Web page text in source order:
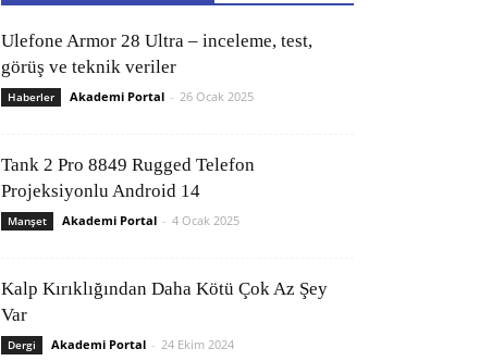
Ulefone Armor 28 Ultra – inceleme, test,
görüş ve teknik veriler
Haberler Akademi Portal - 26 Ocak 2025
Tank 2 Pro 8849 Rugged Telefon
Projeksiyonlu Android 14
Manşet Akademi Portal - 4 Ocak 2025
Kalp Kırıklığından Daha Kötü Çok Az Şey
Var
Dergi Akademi Portal - 24 Ekim 2024